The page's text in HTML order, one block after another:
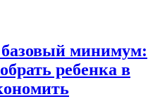
минимум:
ребенка в